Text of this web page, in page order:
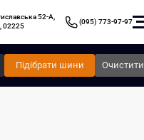
52-А,
02225
(095) 773-97-97
Підібрати шини Очистити